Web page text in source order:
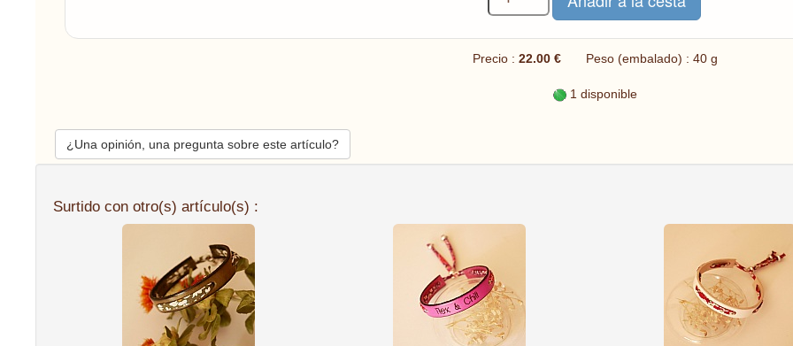
Precio : 22.00 € Peso (embalado) : 40 g
1 disponible
¿Una opinión, una pregunta sobre este artículo?
Surtido con otro(s) artículo(s) :